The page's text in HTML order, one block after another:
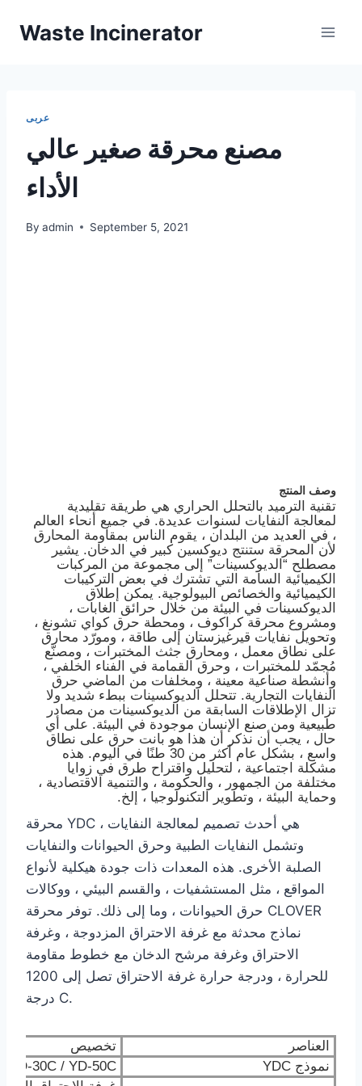
Waste Incinerator
عربى
مصنع محرقة صغير عالي
الأداء
By admin September 5, 2021
وصف المنتج
تقنية الترميد بالتحلل الحراري هي طريقة تقليدية
لمعالجة النفايات لسنوات عديدة. في جميع أنحاء العالم
، في العديد من البلدان ، يقوم الناس بمقاومة المحارق
لأن المحرقة ستنتج ديوكسين كبير في الدخان. يشير
مصطلح “الديوكسينات” إلى مجموعة من المركبات
الكيميائية السامة التي تشترك في بعض التركيبات
الكيميائية والخصائص البيولوجية. يمكن إطلاق
الديوكسينات في البيئة من خلال حرائق الغابات ،
ومشروع محرقة كراكوف ، ومحطة حرق كواي تشونغ ،
وتحويل نفايات قيرغيزستان إلى طاقة ، ومورّد محارق
على نطاق معمل ، ومحارق جثث المختبرات ، ومصنّع
مُجمّد للمختبرات ، وحرق القمامة في الفناء الخلفي ،
وأنشطة صناعية معينة ، ومخلفات من الماضي حرق
النفايات التجارية. تتحلل الديوكسينات ببطء شديد ولا
تزال الإطلاقات السابقة من الديوكسينات من مصادر
طبيعية ومن صنع الإنسان موجودة في البيئة. على أي
حال ، يجب أن نذكر أن هذا هو بانت حرق على نطاق
واسع ، بشكل عام أكثر من 30 طنًا في اليوم. هذه
مشكلة اجتماعية ، لتحليل واقتراح طرق في زوايا
مختلفة من الجمهور ، والحكومة ، والتنمية الاقتصادية ،
وحماية البيئة ، وتطوير التكنولوجيا ، إلخ.
محرقة YDC هي أحدث تصميم لمعالجة النفايات ،
وتشمل النفايات الطبية وحرق الحيوانات والنفايات
الصلبة الأخرى. هذه المعدات ذات جودة هيكلية لأنواع
المواقع ، مثل المستشفيات ، والقسم البيئي ، ووكالات
حرق الحيوانات ، وما إلى ذلك. توفر محرقة CLOVER
نماذج محدثة مع غرفة الاحتراق المزدوجة ، وغرفة
الاحتراق وغرفة مرشح الدخان مع خطوط مقاومة
للحرارة ، ودرجة حرارة غرفة الاحتراق تصل إلى 1200
درجة C.
العناصر
تخصيص
نموذج YDC
YD-30C / YD-50C